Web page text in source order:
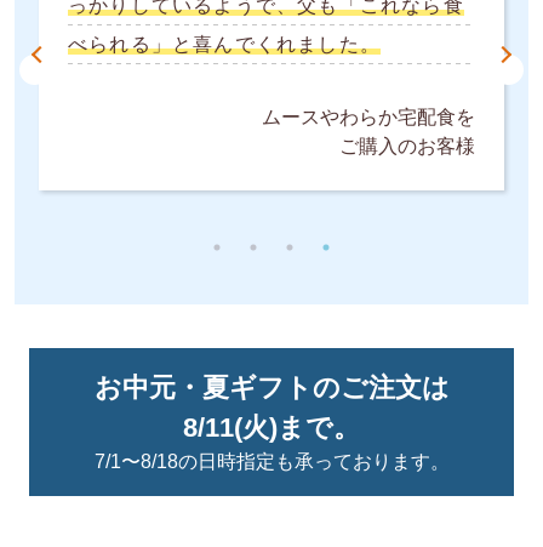
っかりしているようで、父も「これなら食
べられる」と喜んでくれました。
ムースやわらか宅配食を
ご購入のお客様
お中元・夏ギフトのご注文は
8/11(火)まで。
7/1〜8/18の日時指定も承っております。